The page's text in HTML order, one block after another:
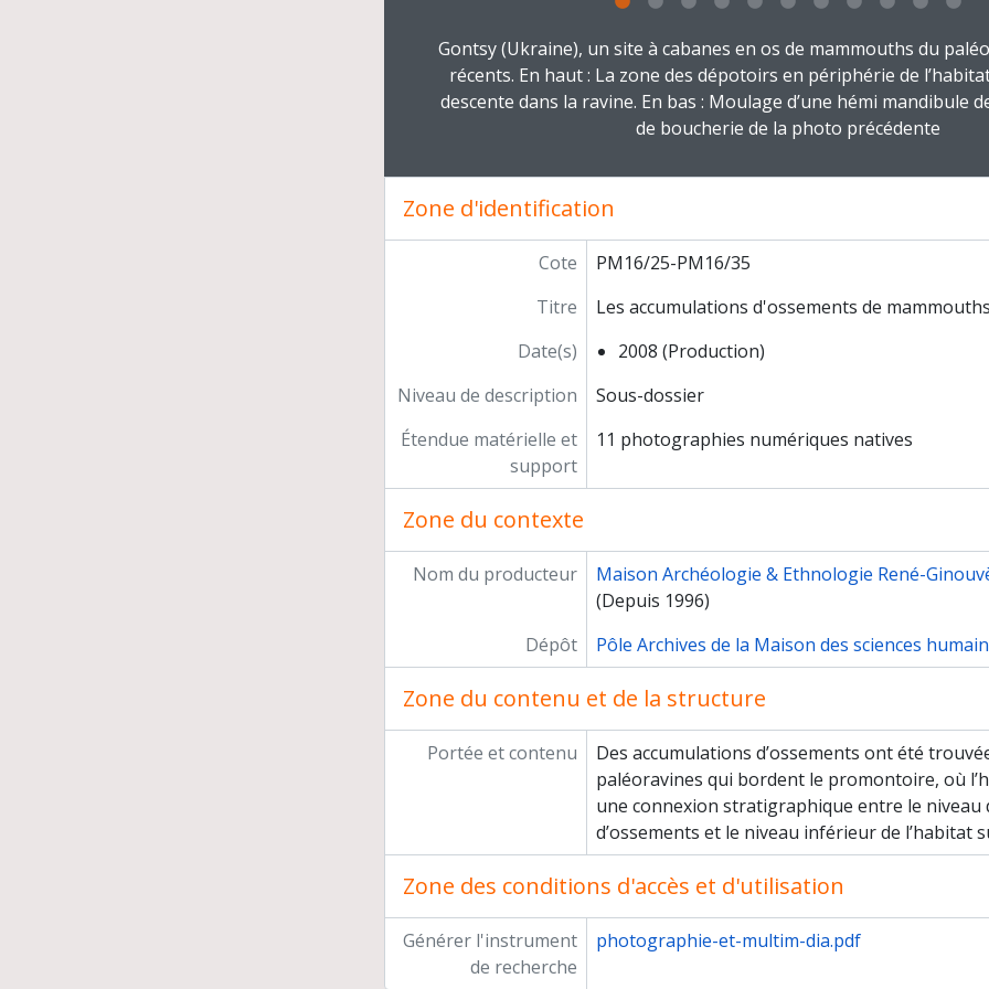
Clicking this description title link will open the description view
Gontsy (Ukraine), un site à cabanes en os de mammouths du
récents. En haut : La zone des dépotoirs en périphérie de
descente dans la ravine. En bas : Moulage d’une hémi mandibule
de boucherie de la photo précédente
Zone d'identification
Cote
PM16/25-PM16/35
Titre
Les accumulations d'ossements de
Date(s)
2008 (Production)
Niveau de description
Sous-dossier
Étendue matérielle et
support
11 photographies numériques natives
Zone du contexte
Nom du producteur
Maison Archéologie & Ethnologie René-
(Depuis 1996)
Dépôt
Pôle Archives de la Maison des sciences
Zone du contenu et de la structure
Portée et contenu
Des accumulations d’ossements ont été
paléoravines qui bordent le promontoire, où
une connexion stratigraphique entre le niveau
d’ossements et le niveau inférieur de l’habitat
Zone des conditions d'accès et d'utilisation
Générer l'instrument
de recherche
photographie-et-multim-dia.pdf